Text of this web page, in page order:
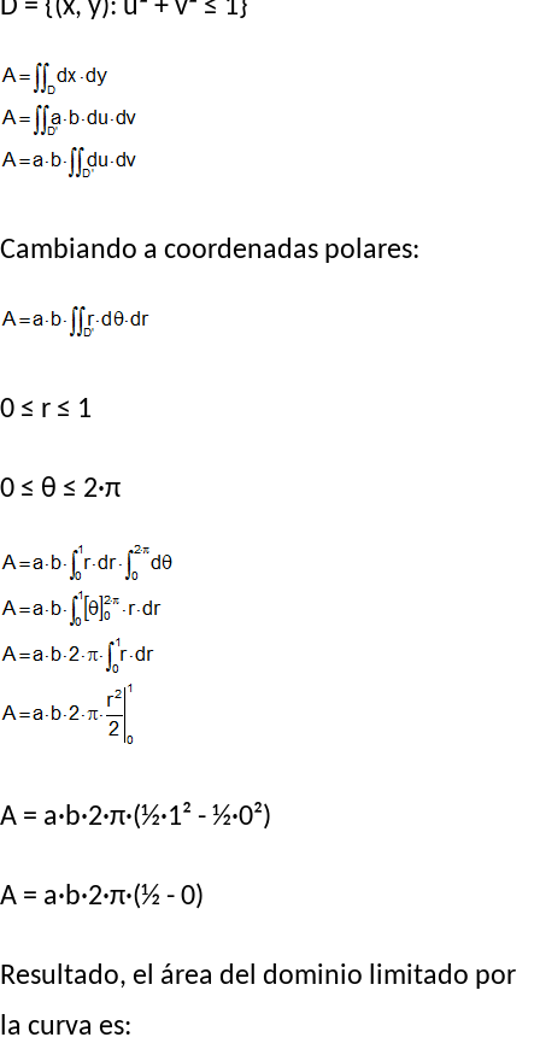
D = {(x, y): u² + v² ≤ 1}
Cambiando a coordenadas polares:
0 ≤ r ≤ 1
0 ≤ θ ≤ 2·π
A = a·b·2·π·(½·1² - ½·0²)
A = a·b·2·π·(½ - 0)
Resultado, el área del dominio limitado por
la curva es: